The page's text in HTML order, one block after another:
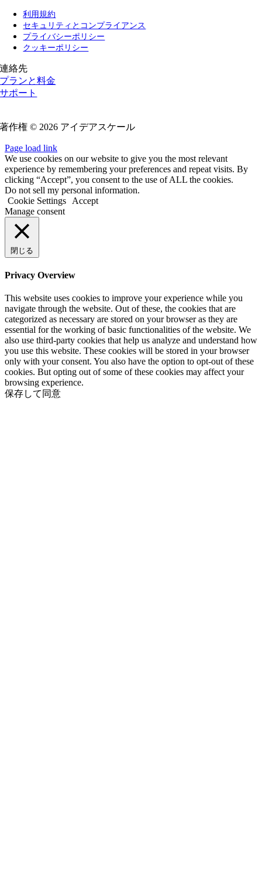
利用規約
セキュリティとコンプライアンス
プライバシーポリシー
クッキーポリシー
連絡先
プランと料金
サポート
著作権 © 2026 アイデアスケール
Page load link
We use cookies on our website to give you the most relevant
experience by remembering your preferences and repeat visits. By
clicking “Accept”, you consent to the use of ALL the cookies.
Do not sell my personal information.
Cookie Settings
Accept
Manage consent
閉じる
Privacy Overview
This website uses cookies to improve your experience while you
navigate through the website. Out of these, the cookies that are
categorized as necessary are stored on your browser as they are
essential for the working of basic functionalities of the website. We
also use third-party cookies that help us analyze and understand how
you use this website. These cookies will be stored in your browser
only with your consent. You also have the option to opt-out of these
cookies. But opting out of some of these cookies may affect your
browsing experience.
保存して同意